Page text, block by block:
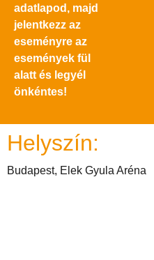
adatlapod, majd
jelentkezz az
eseményre az
események fül
alatt és legyél
önkéntes!
Helyszín:
Budapest, Elek Gyula Aréna